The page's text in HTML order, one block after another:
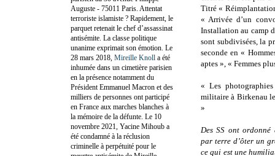
Titré «
« Arrivée d’un
Installation au camp
sont subdivisées, la
seconde en «
aptes », « Femmes
« Les
militaire à Birkenau le
»
Des SS ont ordonné
par terre d’ôter un
ce qui est une
Auguste - 75011 Paris. Attentat
terroriste islamiste ? Rapidement, le
parquet retenait le chef d’assassinat
antisémite. La classe politique
unanime exprimait son émotion. Le
28 mars 2018, Mireille Knoll a été
inhumée dans un cimetière parisien
en la présence notamment du
Président Emmanuel Macron et des
milliers de personnes ont participé
en France aux marches blanches à
la mémoire de la défunte. Le 10
novembre 2021, Yacine Mihoub a
été condamné à la réclusion
criminelle à perpétuité pour le